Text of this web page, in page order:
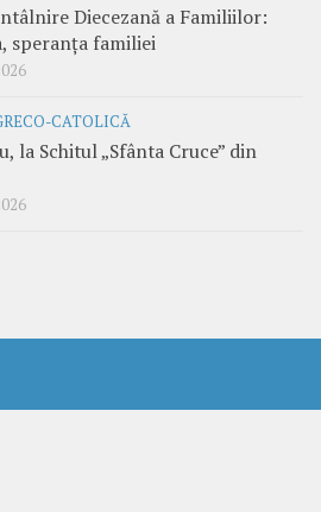
Diecezană a Familiilor:
speranța familiei
CATOLICĂ
la Schitul „Sfânta Cruce” din